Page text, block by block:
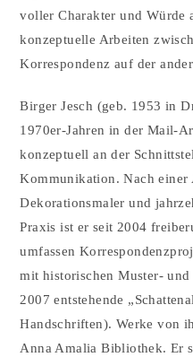
voller Charakter und Würde
konzeptuelle Arbeiten
Korrespondenz auf der
Birger Jesch (geb. 1953 in
1970er-Jahren in der Mail-
konzeptuell an der
Kommunikation. Nach einer
Dekorationsmaler und
Praxis ist er seit 2004
umfassen
mit historischen Muster-
2007 entstehende
Handschriften). Werke von
Anna Amalia Bibliothek. Er